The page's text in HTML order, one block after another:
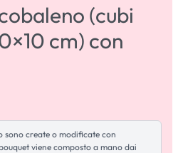
(cubi
cm) con
sono create o modificate con
viene composto a mano dai